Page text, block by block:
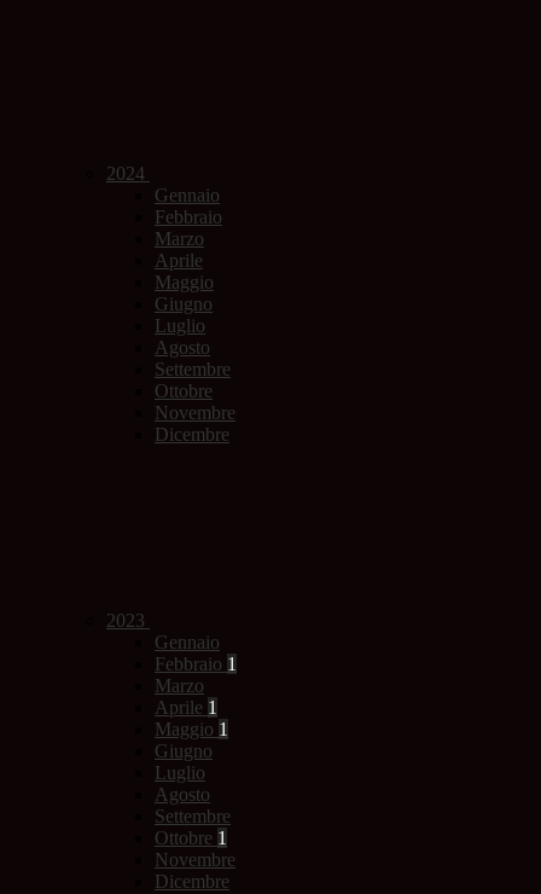
2024
Gennaio
Febbraio
Marzo
Aprile
Maggio
Giugno
Luglio
Agosto
Settembre
Ottobre
Novembre
Dicembre
2023
Gennaio
Febbraio 1
Marzo
Aprile 1
Maggio 1
Giugno
Luglio
Agosto
Settembre
Ottobre 1
Novembre
Dicembre